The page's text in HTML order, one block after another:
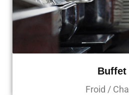
Buffet
Froid /